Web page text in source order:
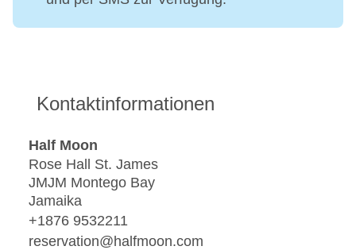
Kontaktinformationen
Half Moon
Rose Hall St. James
JMJM Montego Bay
Jamaika
+1876 9532211
reservation@halfmoon.com